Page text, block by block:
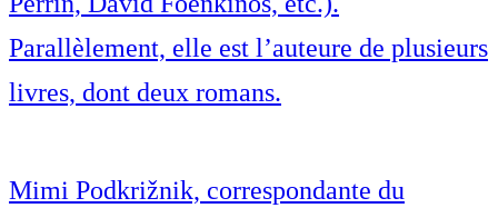
Parallèlement, elle est l’auteure de plusieurs
livres, dont deux romans.
Mimi Podkrižnik, correspondante du